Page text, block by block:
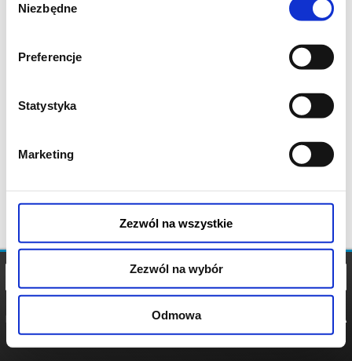
zgody
Niezbędne
Preferencje
Statystyka
Marketing
Zezwól na wszystkie
Zezwól na wybór
Odmowa
POLITYKA
POLITYKA